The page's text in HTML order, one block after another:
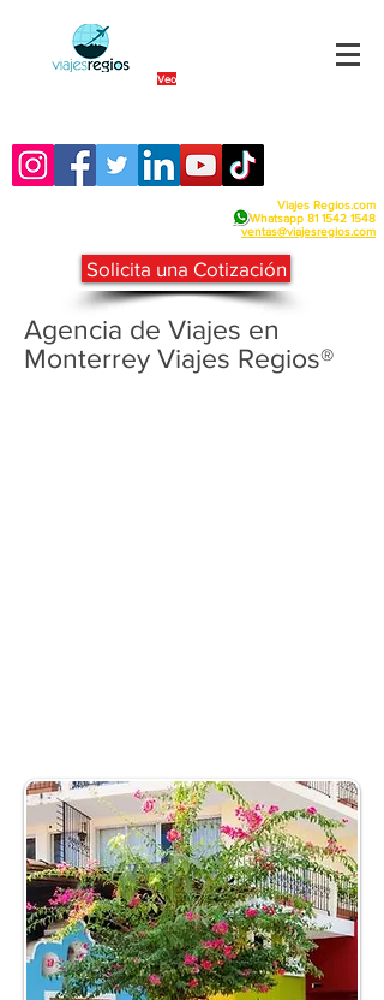
Veo
Viajes Regios.com
Whatsapp 81 1542 1548
ventas@viajesregios.com
Solicita una Cotización
Agencia de Viajes en
Monterrey Viajes Regios®